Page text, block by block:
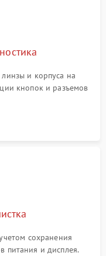
и корпуса на
кнопок и разъемов
на экран,
системных
сохранения
питания и дисплея.